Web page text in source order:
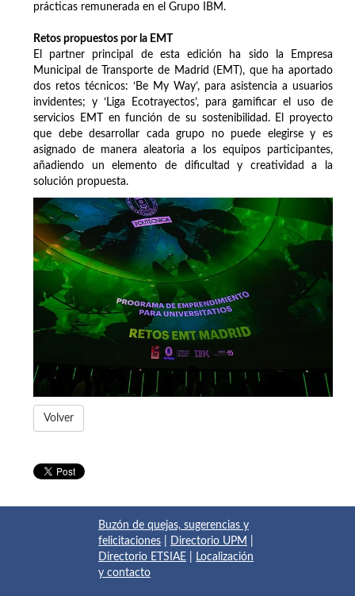
prácticas remunerada en el Grupo IBM.
Retos propuestos por la EMT
El partner principal de esta edición ha sido la Empresa
Municipal de Transporte de Madrid (EMT), que ha aportado
dos retos técnicos: ‘Be My Way’, para asistencia a usuarios
invidentes; y ‘Liga Ecotrayectos’, para gamificar el uso de
servicios EMT en función de su sostenibilidad. El proyecto
que debe desarrollar cada grupo no puede elegirse y es
asignado de manera aleatoria a los equipos participantes,
añadiendo un elemento de dificultad y creatividad a la
solución propuesta.
Volver
Buzón de quejas, sugerencias y
felicitaciones
Directorio UPM
Directorio ETSIAE
Localización
y contacto